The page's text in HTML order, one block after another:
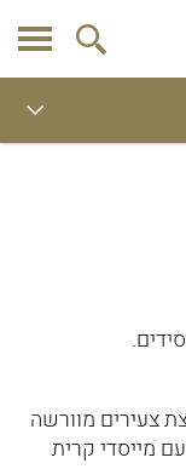
ב - 1925, עם קבוצת צעירים מוורשה
מייסדי קרית